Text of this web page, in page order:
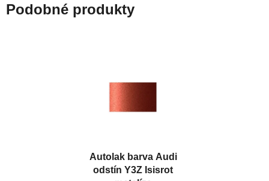
Podobné produkty
Autolak barva Audi
odstín Y3Z Isisrot